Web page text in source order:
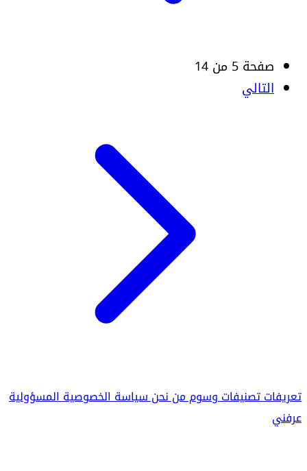
صفحة 5 من 14
التالي
تعريفاتتصنيفاتوسوممن نحنسياسة الخصوصيةالمسؤولية
عرفني